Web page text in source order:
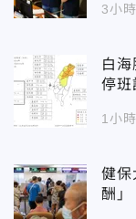
3小
白
停班
1小
健保
酬」